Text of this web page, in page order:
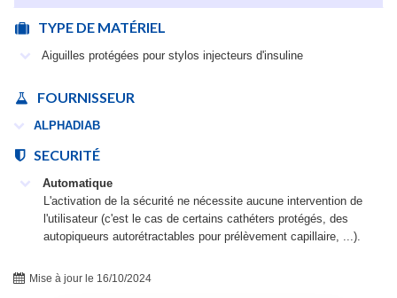
TYPE DE MATÉRIEL
Aiguilles protégées pour stylos injecteurs d'insuline
FOURNISSEUR
ALPHADIAB
SECURITÉ
Automatique
L'activation de la sécurité ne nécessite aucune intervention de
l'utilisateur (c'est le cas de certains cathéters protégés, des
autopiqueurs autorétractables pour prélèvement capillaire, ...).
Mise à jour le 16/10/2024